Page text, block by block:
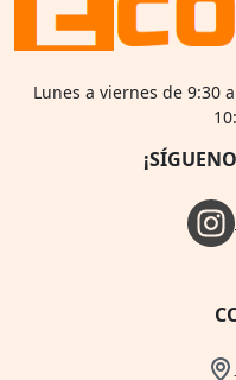
Lunes a viernes de 9:30